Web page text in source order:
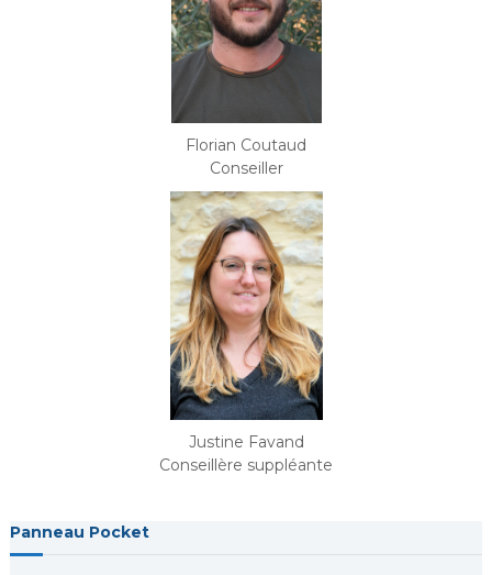
Florian Coutaud
Conseiller
Justine Favand
Conseillère suppléante
Panneau Pocket